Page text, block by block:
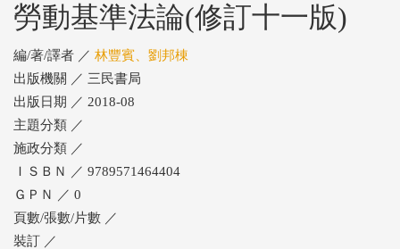
勞動基準法論(修訂十一版)
編/著/譯者 ／ 林豐賓、劉邦棟
出版機關 ／ 三民書局
出版日期 ／ 2018-08
主題分類 ／
施政分類 ／
ＩＳＢＮ ／ 9789571464404
ＧＰＮ ／ 0
頁數/張數/片數 ／
裝訂 ／